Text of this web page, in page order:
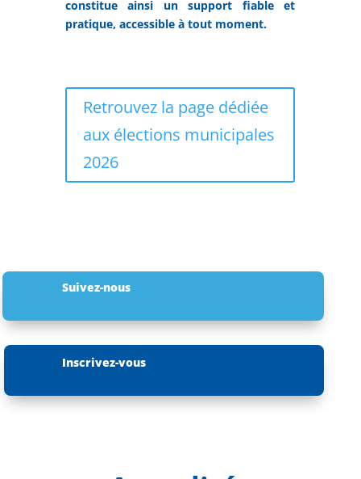
constitue ainsi un support fiable et
pratique, accessible à tout moment.
Retrouvez la page dédiée
aux élections municipales
2026
Suivez-nous
Inscrivez-vous